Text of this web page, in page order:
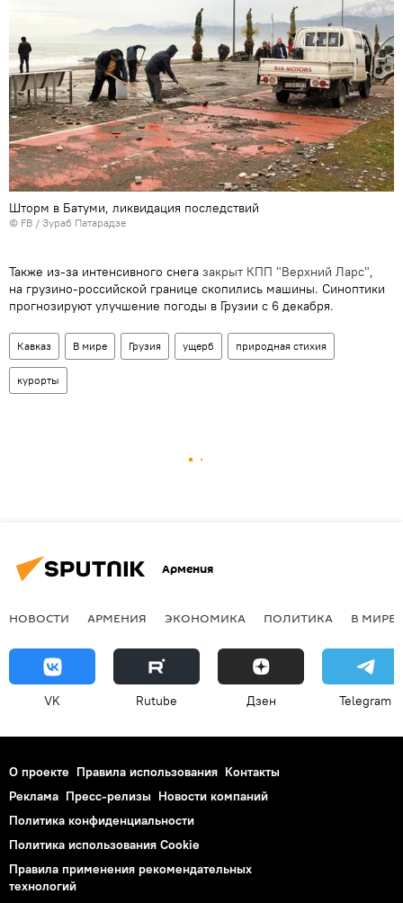
Шторм в Батуми, ликвидация последствий
© FB / Зураб Патарадзе
Также из-за интенсивного снега закрыт КПП "Верхний Ларс",
на грузино-российской границе скопились машины. Синоптики
прогнозируют улучшение погоды в Грузии с 6 декабря.
Кавказ В мире Грузия ущерб природная стихия
курорты
Армения
НОВОСТИ АРМЕНИЯ ЭКОНОМИКА ПОЛИТИКА В МИРЕ
VK Rutube Дзен Telegram
О проекте Правила использования Контакты
Реклама Пресс-релизы Новости компаний
Политика конфиденциальности
Политика использования Cookie
Правила применения рекомендательных
технологий